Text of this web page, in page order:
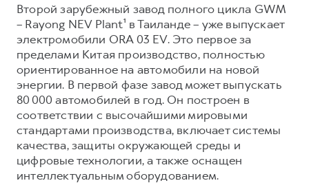
Второй зарубежный завод полного цикла GWM
– Rayong NEV Plant¹ в Таиланде – уже выпускает
электромобили ORA 03 EV. Это первое за
пределами Китая производство, полностью
ориентированное на автомобили на новой
энергии. В первой фазе завод может выпускать
80 000 автомобилей в год. Он построен в
соответствии с высочайшими мировыми
стандартами производства, включает системы
качества, защиты окружающей среды и
цифровые технологии, а также оснащен
интеллектуальным оборудованием.